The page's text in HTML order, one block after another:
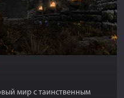
мир с таинственным